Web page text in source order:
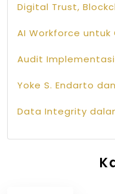
Digital Trust,
AI Workforce untuk
Audit Implementasi
Yoke S. Endarto
Data Integrity